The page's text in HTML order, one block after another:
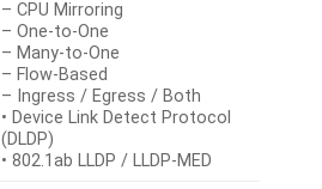
– CPU Mirroring
– One-to-One
– Many-to-One
– Flow-Based
– Ingress / Egress / Both
• Device Link Detect Protocol
(DLDP)
• 802.1ab LLDP / LLDP-MED